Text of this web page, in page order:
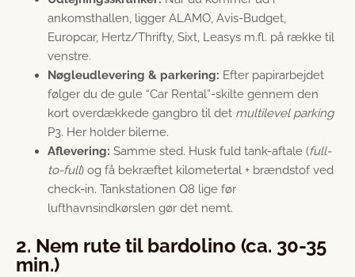
ankomsthallen, ligger ALAMO, Avis-Budget,
Europcar, Hertz/Thrifty, Sixt, Leasys m.fl. på række til
venstre.
Nøgleudlevering & parkering: Efter papirarbejdet
følger du de gule “Car Rental”-skilte gennem den
kort overdækkede gangbro til det multilevel parking
P3. Her holder bilerne.
Aflevering: Samme sted. Husk fuld tank-aftale (full-
to-full) og få bekræftet kilometertal + brændstof ved
check-in. Tankstationen Q8 lige før
lufthavnsindkørslen gør det nemt.
2. Nem rute til bardolino (ca. 30-35
min.)